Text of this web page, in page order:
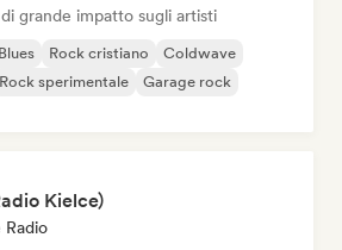
grande impatto sugli artisti
Blues Rock cristiano
Coldwave
Rock sperimentale
Garage rock
Kielce)
Radio